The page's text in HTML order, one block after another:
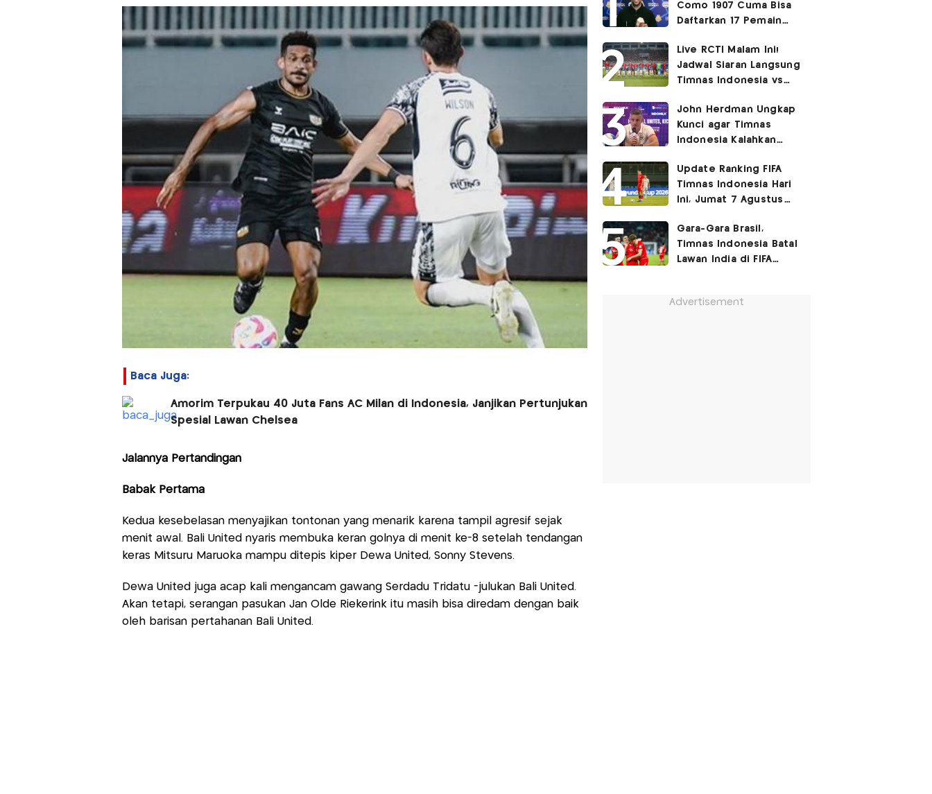
Baca Juga:
Amorim Terpukau 40 Juta Fans AC Milan di Indonesia, Janjikan Pertunjukan
Spesial Lawan Chelsea
Jalannya Pertandingan
Babak Pertama
Kedua kesebelasan menyajikan tontonan yang menarik karena tampil agresif sejak
menit awal. Bali United nyaris membuka keran golnya di menit ke-8 setelah tendangan
keras Mitsuru Maruoka mampu ditepis kiper Dewa United, Sonny Stevens.
Dewa United juga acap kali mengancam gawang Serdadu Tridatu -julukan Bali United.
Akan tetapi, serangan pasukan Jan Olde Riekerink itu masih bisa diredam dengan baik
oleh barisan pertahanan Bali United.
Como 1907 Cuma Bisa
Daftarkan 17 Pemain
2026-2027
Live RCTI Malam Ini!
Jadwal Siaran Langsung
Timnas Indonesia vs
2026: Laga Hidup Mati
John Herdman Ungkap
Kunci agar Timnas
Indonesia Kalahkan
2026: Tenang tapi
Berapi-api
Update Ranking FIFA
Timnas Indonesia Hari
Ini, Jumat 7 Agustus
Singapura!
Gara-Gara Brasil,
Timnas Indonesia Batal
Lawan India di FIFA
Advertisement